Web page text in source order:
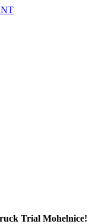
Trial Mohelnice!